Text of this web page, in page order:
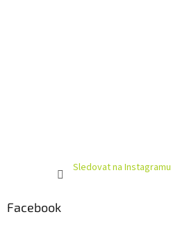
Sledovat na Instagramu
Facebook